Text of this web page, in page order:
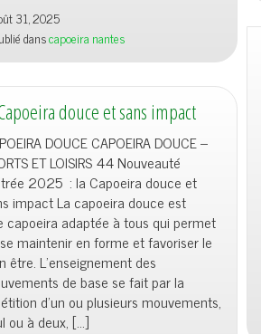
31, 2025
danscapoeira nantes
douce et sans impact
DOUCE CAPOEIRA DOUCE –
ET LOISIRS 44 Nouveauté
2025 : la Capoeira douce et
impact La capoeira douce est
capoeira adaptée à tous qui permet
maintenir en forme et favoriser le
être. L’enseignement des
de base se fait par la
d’un ou plusieurs mouvements,
ou à deux, […]